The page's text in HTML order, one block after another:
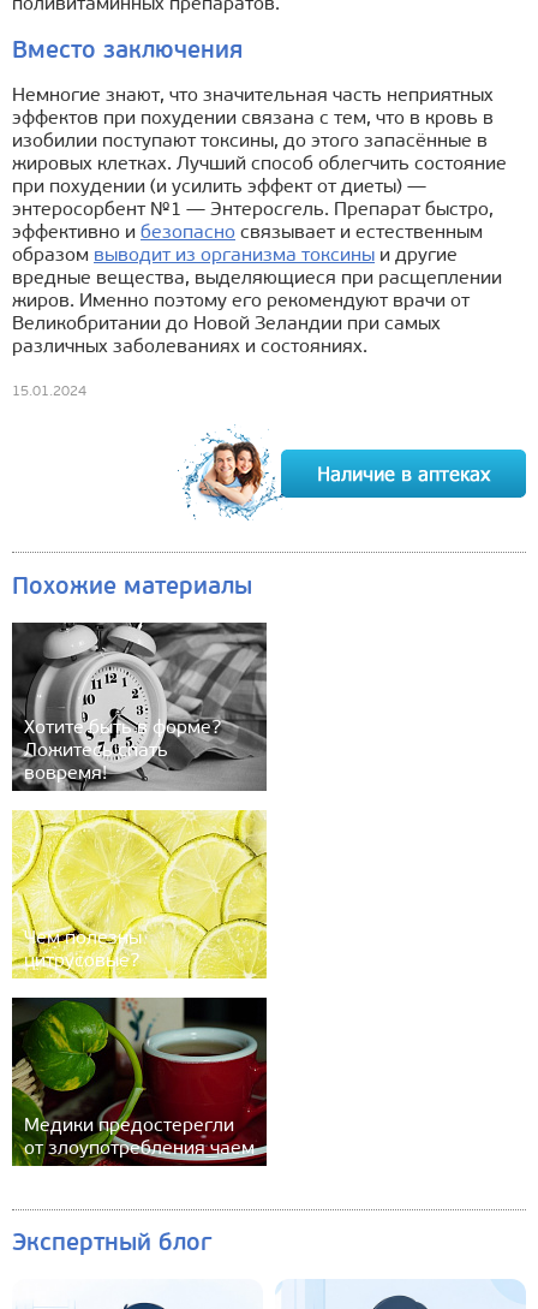
поливитаминных препаратов.
Вместо заключения
Немногие знают, что значительная часть неприятных
эффектов при похудении связана с тем, что в кровь в
изобилии поступают токсины, до этого запасённые в
жировых клетках. Лучший способ облегчить состояние
при похудении (и усилить эффект от диеты) —
энтеросорбент №1 — Энтеросгель. Препарат быстро,
эффективно и безопасно связывает и естественным
образом выводит из организма токсины и другие
вредные вещества, выделяющиеся при расщеплении
жиров. Именно поэтому его рекомендуют врачи от
Великобритании до Новой Зеландии при самых
различных заболеваниях и состояниях.
15.01.2024
Похожие материалы
Хотите быть в форме?
Ложитесь спать
вовремя!
Чем полезны
цитрусовые?
Медики предостерегли
от злоупотребления чаем
Экспертный блог